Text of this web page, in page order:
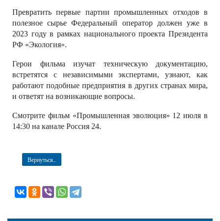
Превратить первые партии промышленных отходов в
полезное сырье Федеральный оператор должен уже в
2023 году в рамках национального проекта Президента
РФ «Экология».
Герои фильма изучат техническую документацию,
встретятся с независимыми экспертами, узнают, как
работают подобные предприятия в других странах мира,
и ответят на возникающие вопросы.
Смотрите фильм «Промышленная эволюция» 12 июля в
14:30 на канале Россия 24.
Вернуться...